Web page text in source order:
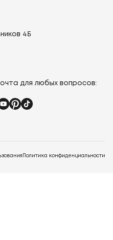
4Б
для любых вопросов:
Политика конфиденциальности